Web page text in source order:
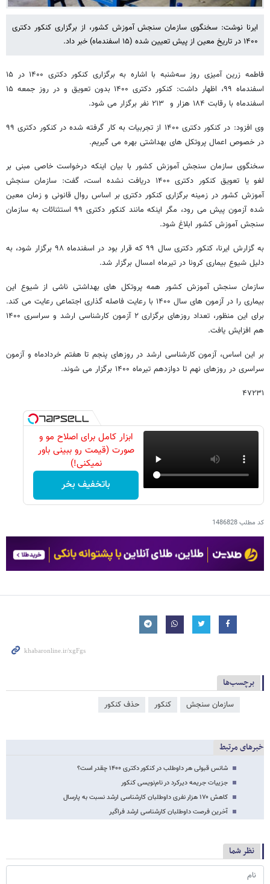
ایرنا نوشت: سخنگوی سازمان سنجش آموزش کشور، از برگزاری کنکور دکتری
۱۴۰۰ در تاریخ معین از پیش تعیین شده (۱۵ اسفندماه) خبر داد.
فاطمه زرین آمیزی روز سه‌شنبه با اشاره به برگزاری کنکور دکتری ۱۴۰۰ در ۱۵
اسفندماه ۹۹، اظهار داشت: کنکور دکتری ۱۴۰۰ بدون تعویق و در روز جمعه ۱۵
اسفندماه با رقابت ۱۸۴ هزار و ۲۱۳ نفر برگزار می شود.
وی افزود: در کنکور دکتری ۱۴۰۰ از تجربیات به کار گرفته شده در کنکور دکتری ۹۹
در خصوص اعمال پروتکل های بهداشتی بهره می گیریم.
سخنگوی سازمان سنجش آموزش کشور با بیان اینکه درخواست خاصی مبنی بر
لغو یا تعویق کنکور دکتری ۱۴۰۰ دریافت نشده است، گفت: سازمان سنجش
آموزش کشور در زمینه برگزاری کنکور دکتری بر اساس روال قانونی و زمان معین
شده آزمون پیش می رود، مگر اینکه مانند کنکور دکتری ۹۹ استثنائات به سازمان
سنجش آموزش کشور ابلاغ شود.
به گزارش ایرنا، کنکور دکتری سال ۹۹ که قرار بود در اسفندماه ۹۸ برگزار شود، به
دلیل شیوع بیماری کرونا در تیرماه امسال برگزار شد.
سازمان سنجش آموزش کشور همه پروتکل های بهداشتی ناشی از شیوع این
بیماری را در آزمون های سال ۱۴۰۰ با رعایت فاصله گذاری اجتماعی رعایت می کند.
برای این منظور، تعداد روزهای برگزاری ۲ آزمون کارشناسی ارشد و سراسری ۱۴۰۰
هم افزایش یافت.
بر این اساس، آزمون کارشناسی ارشد در روزهای پنجم تا هفتم خردادماه و آزمون
سراسری در روزهای نهم تا دوازدهم تیرماه ۱۴۰۰ برگزار می شوند.
۴۷۲۳۱
ابزار کامل برای اصلاح مو و
صورت (قیمت رو ببینی باور
نمیکنی!)
باتخفیف بخر
کد مطلب1486828
برچسب‌ها
سازمان سنجش کنکور حذف کنکور
خبرهای مرتبط
شانس قبولی هر داوطلب در کنکور دکتری ۱۴۰۰ چقدر است؟
جزییات جریمه دیرکرد در نام‌نویسی کنکور
کاهش ۱۷۰ هزار نفری داوطلبان کارشناسی ارشد نسبت به پارسال
آخرین فرصت داوطلبان کارشناسی ارشد فراگیر
نظر شما